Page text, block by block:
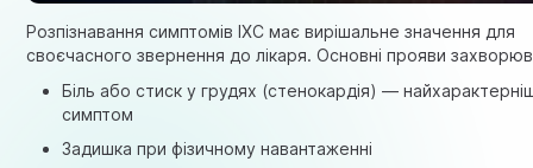
Розпізнавання симптомів ІХС має вирішальне значення для
своєчасного звернення до лікаря. Основні прояви
Біль або стиск у грудях (стенокардія) —
симптом
Задишка при фізичному навантаженні